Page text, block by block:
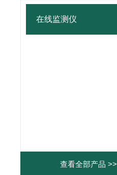
在线监测仪
查看全部产品 >>